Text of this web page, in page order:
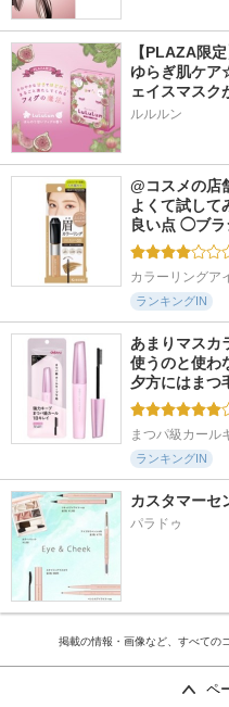
【PLAZA限
ゆらぎ肌ケア
ェイスマスク
ルルルン
@コスメの店
よくて試して
良い点 ◯ブ
カラーリングア
ランキングIN
あまりマスカ
使うのと使わ
夕方にはま
まつパ級カール
ランキングIN
カスタマーセ
パラドゥ
掲載の情報・画像など、すべての
ペ